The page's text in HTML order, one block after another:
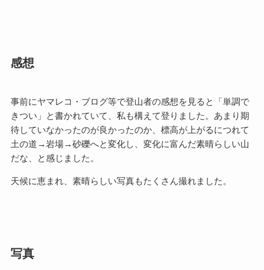
感想
事前にヤマレコ・ブログ等で登山者の感想を見ると「単調で
きつい」と書かれていて、私も構えて登りました。あまり期
待していなかったのが良かったのか、標高が上がるにつれて
土の道→岩場→砂礫へと変化し、変化に富んだ素晴らしい山
だな、と感じました。
天候に恵まれ、素晴らしい写真もたくさん撮れました。
写真